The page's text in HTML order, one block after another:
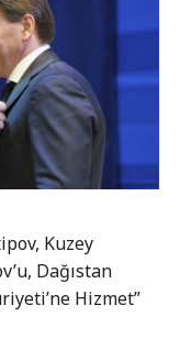
Kuzey
Dağıstan
Hizmet”